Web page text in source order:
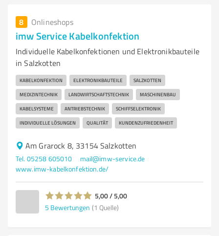
8 Onlineshops
imw Service Kabelkonfektion
Individuelle Kabelkonfektionen und Elektronikbauteile
in Salzkotten
KABELKONFEKTION ELEKTRONIKBAUTEILE SALZKOTTEN
MEDIZINTECHNIK LANDWIRTSCHAFTSTECHNIK MASCHINENBAU
KABELSYSTEME ANTRIEBSTECHNIK SCHIFFSELEKTRONIK
INDIVIDUELLE LÖSUNGEN QUALITÄT KUNDENZUFRIEDENHEIT
Am Grarock 8, 33154 Salzkotten
Tel. 05258 605010
mail@imw-service.de
www.imw-kabelkonfektion.de/
5,00 / 5,00
5 Bewertungen (1 Quelle)